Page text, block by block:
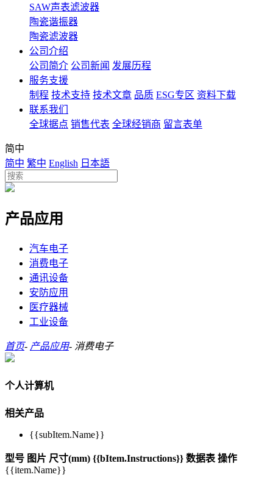
SAW声表滤波器
陶瓷谐振器
陶瓷滤波器
公司介绍
公司简介 公司新闻 发展历程
服务支援
制程 技术支持 技术文章 品质 ESG专区 资料下载
联系我们
全球据点 销售代表 全球经销商 留言表单
简中
简中 繁中 English 日本語
产品应用
汽车电子
消费电子
通讯设备
安防应用
医疗器械
工业设备
首页- 产品应用- 消费电子
个人计算机
相关产品
{{subItem.Name}}
型号 图片 尺寸(mm) {{bItem.Instructions}} 数据表 操作
{{item.Name}}